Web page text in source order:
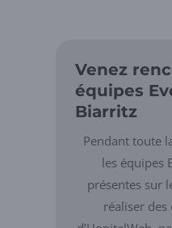
Venez
équipes
Biarritz
Pendant toute
les équipes
présentes sur
réaliser